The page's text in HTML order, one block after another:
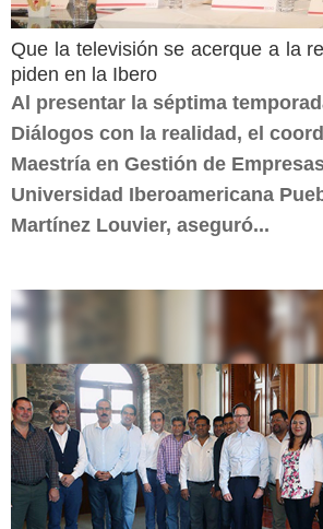
Que la televisión se acerque a la
piden en la Ibero
Al presentar la séptima
Diálogos con la realidad, el
Maestría en Gestión de
Universidad Iberoamericana
Martínez Louvier, aseguró...